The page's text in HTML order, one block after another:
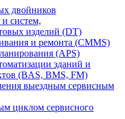
двойников
систем,
изделий (DT)
и ремонта (CMMS)
(APS)
зданий и
(BAS, BMS, FM)
выездным сервисным
циклом сервисного